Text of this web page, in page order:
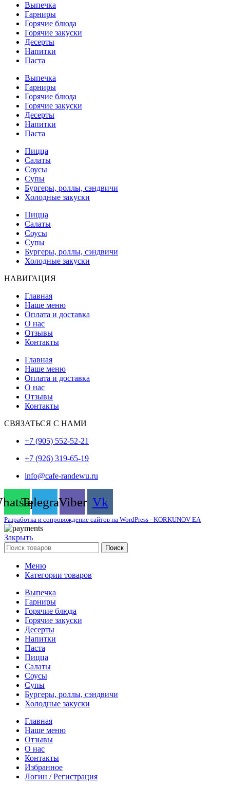
Выпечка
Гарниры
Горячие блюда
Горячие закуски
Десерты
Напитки
Паста
Выпечка
Гарниры
Горячие блюда
Горячие закуски
Десерты
Напитки
Паста
Пицца
Салаты
Соусы
Супы
Бургеры, роллы, сэндвичи
Холодные закуски
Пицца
Салаты
Соусы
Супы
Бургеры, роллы, сэндвичи
Холодные закуски
НАВИГАЦИЯ
Главная
Наше меню
Оплата и доставка
О нас
Отзывы
Контакты
Главная
Наше меню
Оплата и доставка
О нас
Отзывы
Контакты
СВЯЗАТЬСЯ С НАМИ
+7 (905) 552-52-21
+7 (926) 319-65-19
info@cafe-randewu.ru
TelegramViber Vk
Разработка и сопровождение сайтов на WordPress - KORKUNOV EA
Закрыть
Поиск
Меню
Категории товаров
Выпечка
Гарниры
Горячие блюда
Горячие закуски
Десерты
Напитки
Паста
Пицца
Салаты
Соусы
Супы
Бургеры, роллы, сэндвичи
Холодные закуски
Главная
Наше меню
Отзывы
О нас
Контакты
Избранное
Логин / Регистрация